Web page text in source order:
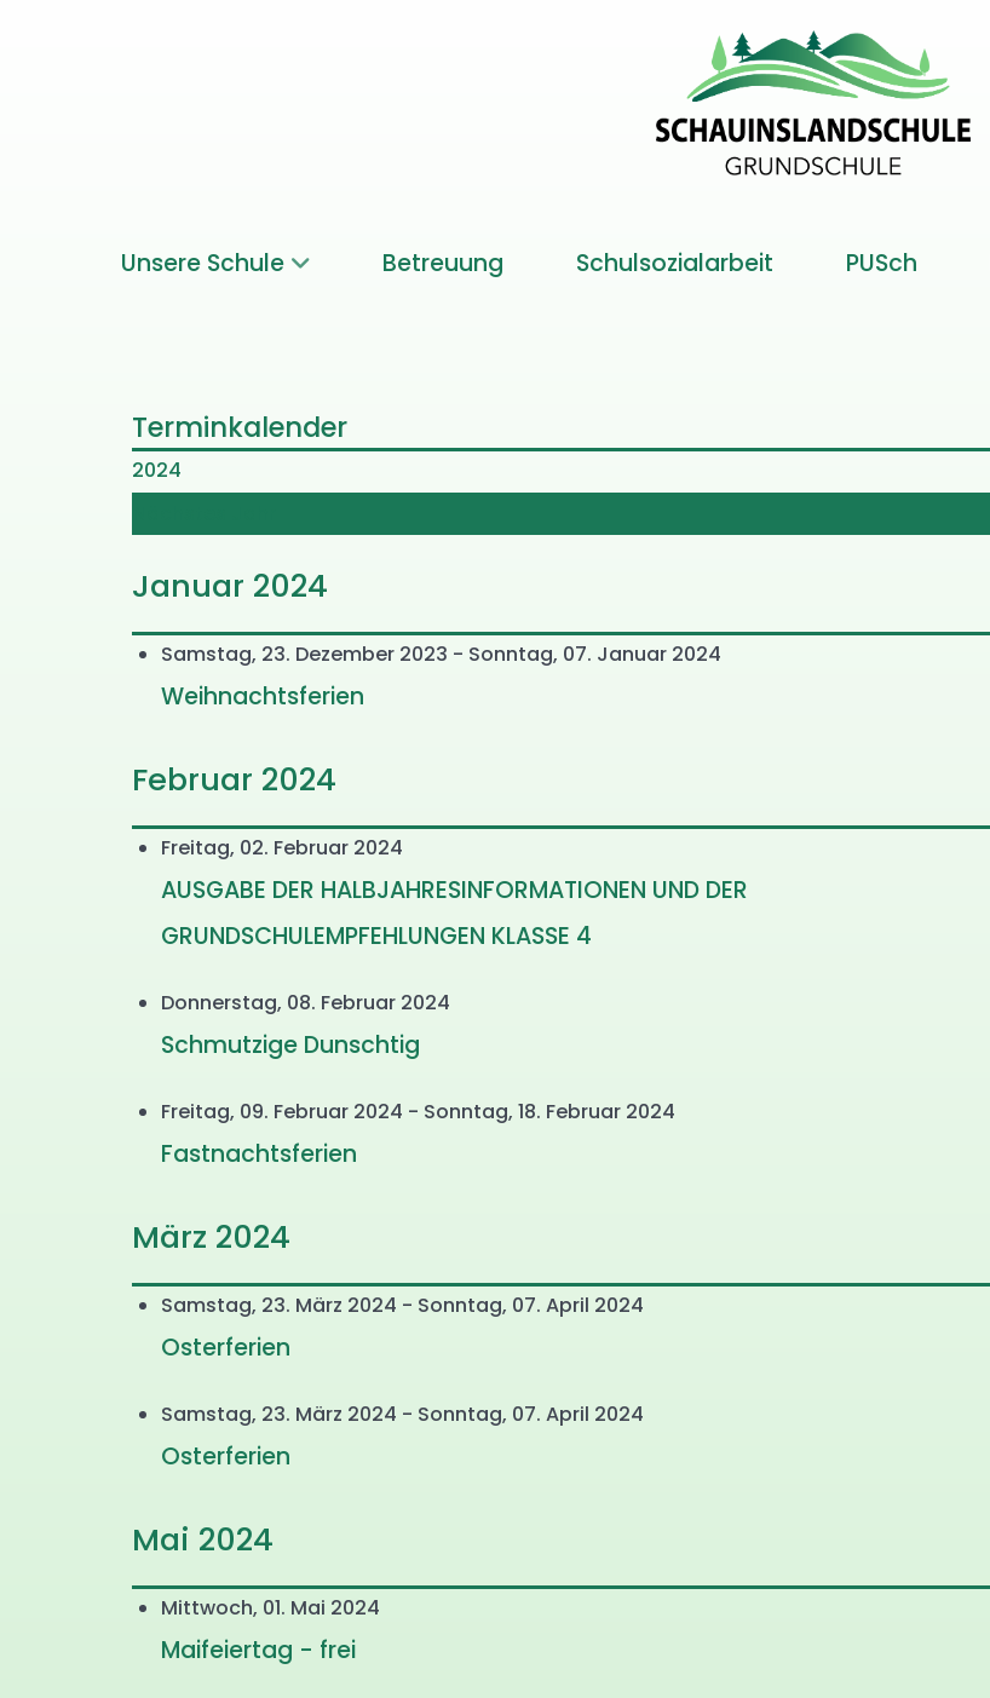
Unsere Schule Betreuung Schulsozialarbeit PUSch
Terminkalender
2024
Januar 2024
Samstag, 23. Dezember 2023 - Sonntag, 07. Januar 2024
Weihnachtsferien
Februar 2024
Freitag, 02. Februar 2024
AUSGABE DER HALBJAHRESINFORMATIONEN UND DER
GRUNDSCHULEMPFEHLUNGEN KLASSE 4
Donnerstag, 08. Februar 2024
Schmutzige Dunschtig
Freitag, 09. Februar 2024 - Sonntag, 18. Februar 2024
Fastnachtsferien
März 2024
Samstag, 23. März 2024 - Sonntag, 07. April 2024
Osterferien
Samstag, 23. März 2024 - Sonntag, 07. April 2024
Osterferien
Mai 2024
Mittwoch, 01. Mai 2024
Maifeiertag - frei